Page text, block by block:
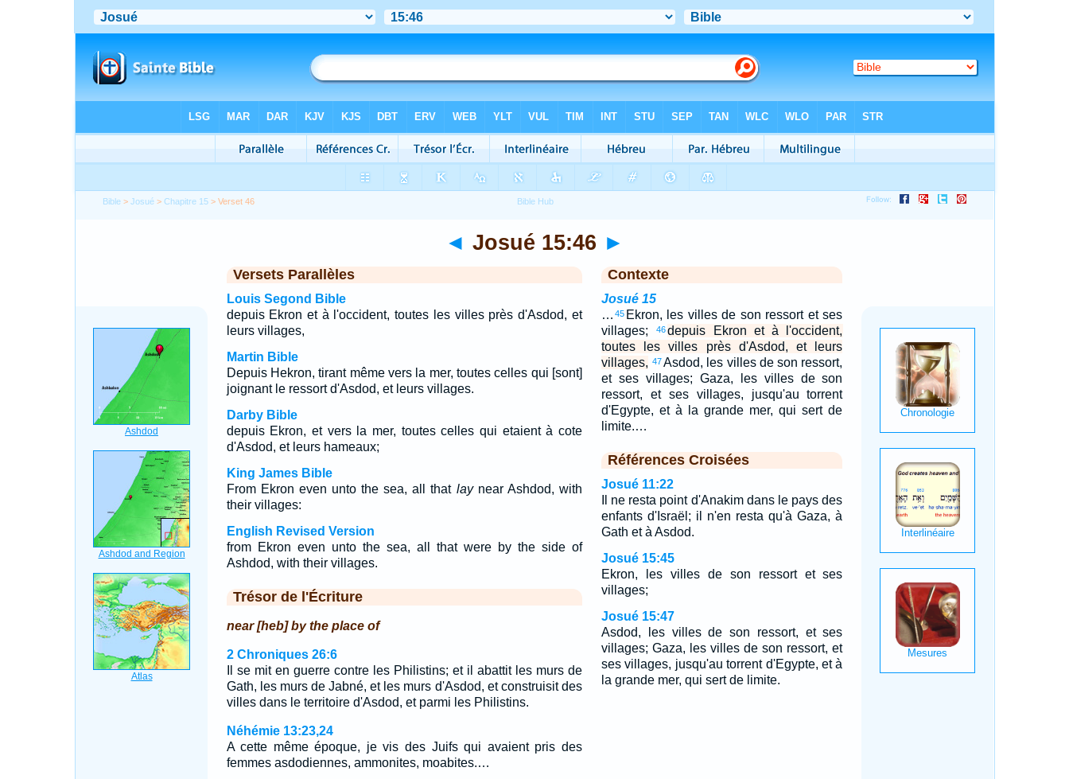
Bible >Josué >Chapitre 15 > Verset 46
◄ Josué 15:46 ►
Versets Parallèles
Louis Segond Bible
depuis Ekron et à l'occident, toutes les villes près d'Asdod, et
leurs villages,
Martin Bible
Depuis Hekron, tirant même vers la mer, toutes celles qui [sont]
joignant le ressort d'Asdod, et leurs villages.
Darby Bible
depuis Ekron, et vers la mer, toutes celles qui etaient à cote
d'Asdod, et leurs hameaux;
King James Bible
From Ekron even unto the sea, all that laynear Ashdod, with
their villages:
English Revised Version
from Ekron even unto the sea, all that were by the side of
Ashdod, with their villages.
Trésor de l'Écriture
near [heb] by the place of
2 Chroniques 26:6
Il se mit en guerre contre les Philistins; et il abattit les murs de
Gath, les murs de Jabné, et les murs d'Asdod, et construisit des
villes dans le territoire d'Asdod, et parmi les Philistins.
Néhémie 13:23,24
A cette même époque, je vis des Juifs qui avaient pris des
femmes asdodiennes, ammonites, moabites.…
Contexte
Josué 15
… 45 Ekron, les villes de son ressort et ses
villages;
46depuis Ekron et à l'occident,
toutes les villes près d'Asdod, et leurs
villages, 47Asdod, les villes de son ressort,
et ses villages; Gaza, les villes de son
ressort, et ses villages, jusqu'au torrent
d'Egypte, et à la grande mer, qui sert de
limite.…
Références Croisées
Josué 11:22
Il ne resta point d'Anakim dans le pays des
enfants d'Israël; il n'en resta qu'à Gaza, à
Gath et à Asdod.
Josué 15:45
Ekron, les villes de son ressort et ses
villages;
Josué 15:47
Asdod, les villes de son ressort, et ses
villages; Gaza, les villes de son ressort, et
ses villages, jusqu'au torrent d'Egypte, et à
la grande mer, qui sert de limite.